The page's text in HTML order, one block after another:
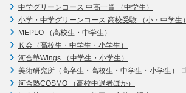
中学グリーンコース 中高一貫 （中学生）
小学・中学グリーンコース 高校受験 （小・中学生）
MEPLO （高校生・中学生）
Ｋ会（高校生・中学生・小学生）
河合塾Wings （中学生・小学生）
美術研究所（高卒生・高校生・中学生・小学生）
河合塾COSMO （高校中退者ほか）